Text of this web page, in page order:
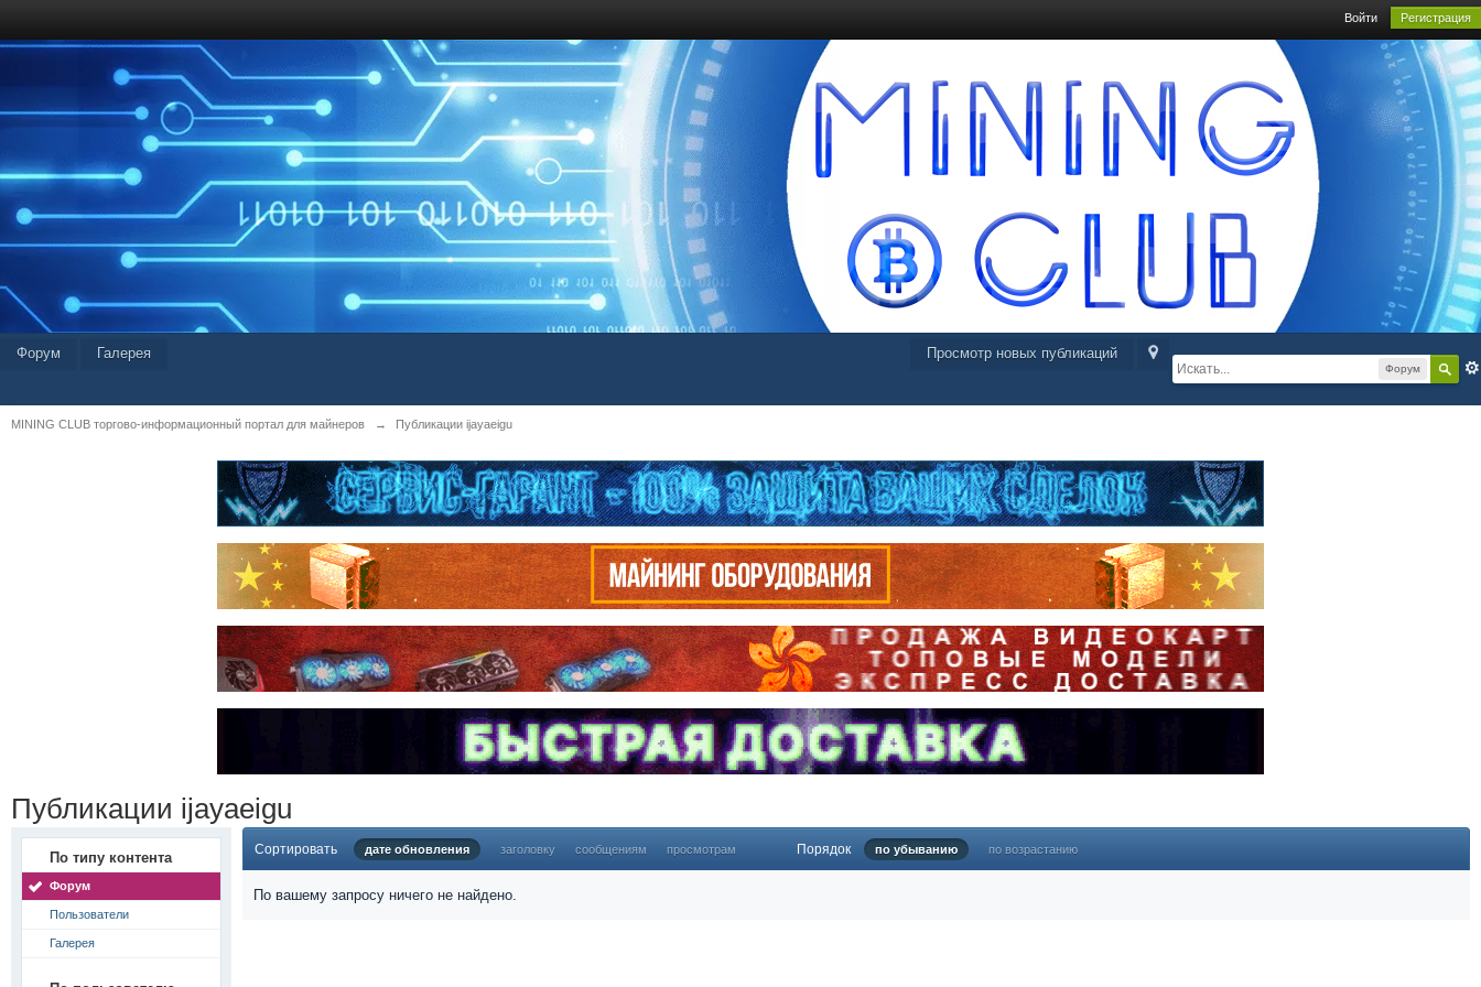
Войти Регистрация
Форум
Просмотр новых публикаций
Форум Галерея
MINING CLUB торгово-информационный портал для майнеров → Публикации ijayaeigu
Публикации ijayaeigu
По типу контента
Форум
Пользователи
Галерея
Сортировать дате обновления заголовку сообщениям просмотрам Порядок по убыванию по возрастанию
По вашему запросу ничего не найдено.